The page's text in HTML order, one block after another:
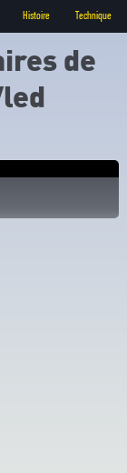
Histoire Technique
de